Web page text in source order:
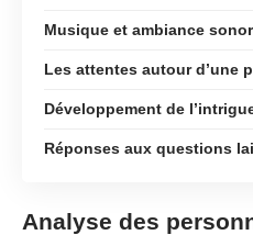
Musique et ambiance
Les attentes autour d’une
Développement de
Réponses aux questions
Analyse des